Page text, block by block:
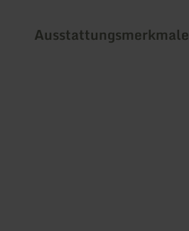
Ausstattungsmerkmale